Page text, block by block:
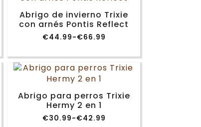
Abrigo de invierno Trixie
con arnés Pontis Reflect
€44.99-€66.99
Rango
precios:
desde
€44.99
hasta
Abrigo para perros Trixie
Hermy 2 en 1
€30.99-€42.99
Rango